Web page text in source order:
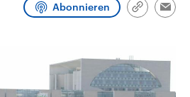
Abonnieren
Link